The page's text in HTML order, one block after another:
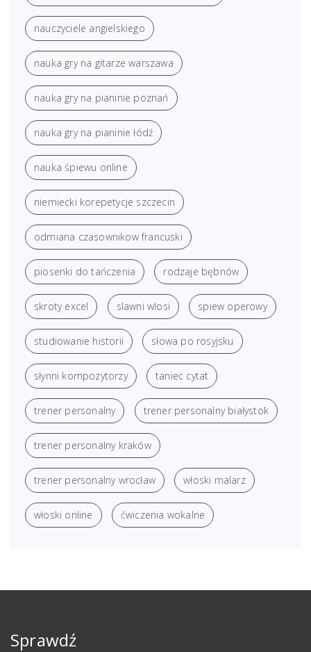
nauczyciele angielskiego
nauka gry na gitarze warszawa
nauka gry na pianinie poznań
nauka gry na pianinie łódź
nauka śpiewu online
niemiecki korepetycje szczecin
odmiana czasownikow francuski
piosenki do tańczenia rodzaje bębnów
skroty excel slawni wlosi spiew operowy
studiowanie historii słowa po rosyjsku
słynni kompozytorzy taniec cytat
trener personalny trener personalny białystok
trener personalny kraków
trener personalny wrocław włoski malarz
włoski online ćwiczenia wokalne
Sprawdź